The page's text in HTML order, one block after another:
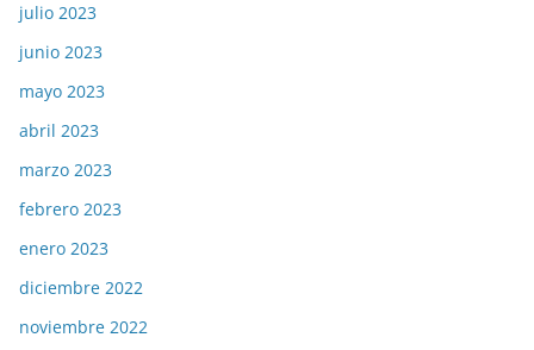
julio 2023
junio 2023
mayo 2023
abril 2023
marzo 2023
febrero 2023
enero 2023
diciembre 2022
noviembre 2022